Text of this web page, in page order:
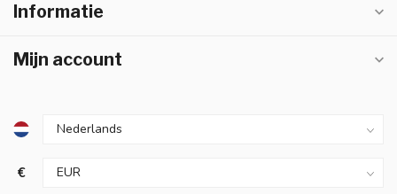
Informatie
Mijn account
€